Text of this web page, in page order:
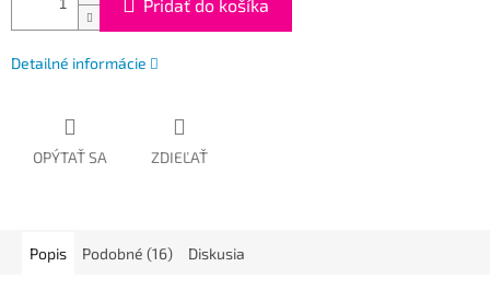
Pridať do košíka
Detailné informácie
OPÝTAŤ SA ZDIEĽAŤ
Popis Podobné (16) Diskusia